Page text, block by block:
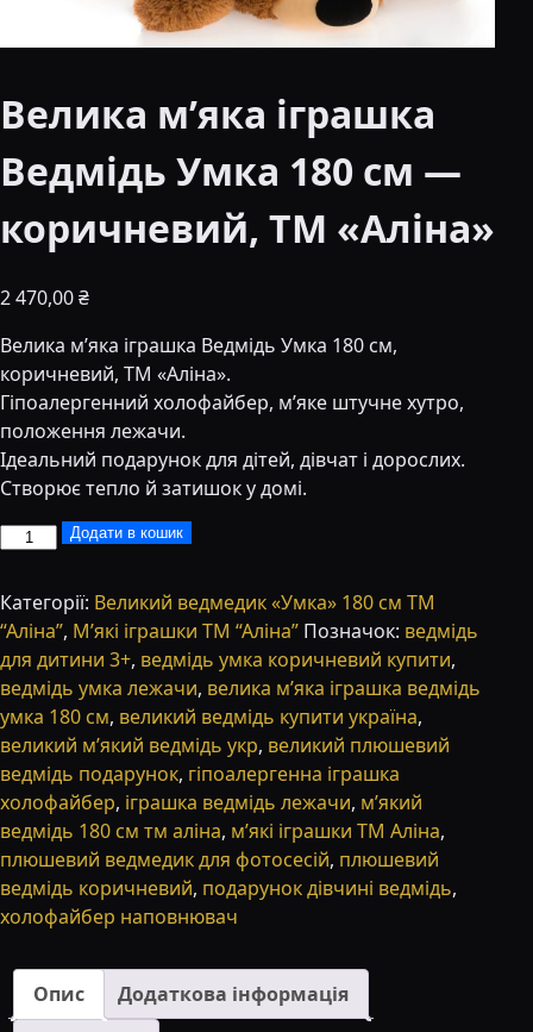
Велика м’яка іграшка
Ведмідь Умка 180 см —
коричневий, ТМ «Аліна»
2 470,00₴
Велика м’яка іграшка Ведмідь Умка 180 см,
коричневий, ТМ «Аліна».
Гіпоалергенний холофайбер, м’яке штучне хутро,
положення лежачи.
Ідеальний подарунок для дітей, дівчат і дорослих.
Створює тепло й затишок у домі.
Велика
іграшка
Ведмідь
180
см
—
коричневий,
ТМ
«Аліна»
кількість
Додати в кошик
Категорії: Великий ведмедик «Умка» 180 см ТМ
“Аліна”, М’які іграшки ТМ “Аліна” Позначок: ведмідь
для дитини 3+, ведмідь умка коричневий купити,
ведмідь умка лежачи, велика м’яка іграшка ведмідь
умка 180 см, великий ведмідь купити україна,
великий м’який ведмідь укр, великий плюшевий
ведмідь подарунок, гіпоалергенна іграшка
холофайбер, іграшка ведмідь лежачи, м’який
ведмідь 180 см тм аліна, м’які іграшки ТМ Аліна,
плюшевий ведмедик для фотосесій, плюшевий
ведмідь коричневий, подарунок дівчині ведмідь,
холофайбер наповнювач
Опис
Додаткова інформація